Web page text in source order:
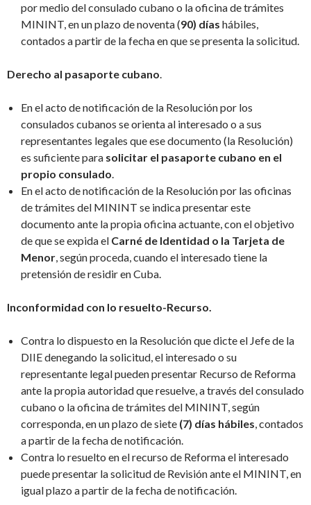
por medio del consulado cubano o la oficina de trámites
MININT, en un plazo de noventa (90) días hábiles,
contados a partir de la fecha en que se presenta la solicitud.
Derecho al pasaporte cubano
En el acto de notificación de la Resolución por los
consulados cubanos se orienta al interesado o a sus
representantes legales que ese documento (la Resolución)
es suficiente para solicitar el pasaporte cubano en el
propio consulado
En el acto de notificación de la Resolución por las oficinas
de trámites del MININT se indica presentar este
documento ante la propia oficina actuante, con el objetivo
de que se expida el Carné de Identidad o la Tarjeta de
Menor , según proceda, cuando el interesado tiene la
pretensión de residir en Cuba.
Inconformidad con lo resuelto-Recurso.
Contra lo dispuesto en la Resolución que dicte el Jefe de la
DIIE denegando la solicitud, el interesado o su
representante legal pueden presentar Recurso de Reforma
ante la propia autoridad que resuelve, a través del consulado
cubano o la oficina de trámites del MININT, según
corresponda, en un plazo de siete (7) días hábiles , contados
a partir de la fecha de notificación.
Contra lo resuelto en el recurso de Reforma el interesado
puede presentar la solicitud de Revisión ante el MININT, en
igual plazo a partir de la fecha de notificación.